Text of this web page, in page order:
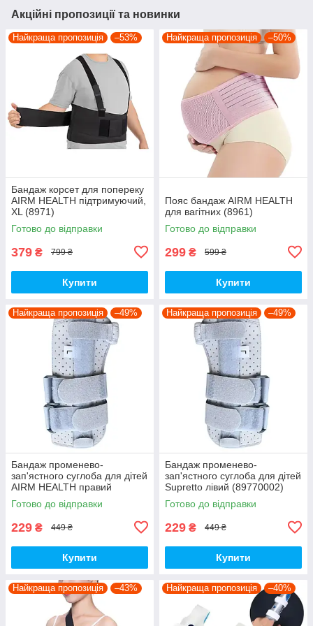
Акційні пропозиції та новинки
Найкраща пропозиція –53%
Бандаж корсет для попереку
AIRM HEALTH підтримуючий,
XL (8971)
Готово до відправки
379 ₴ 799 ₴
Купити
Найкраща пропозиція –50%
Пояс бандаж AIRM HEALTH
для вагітних (8961)
Готово до відправки
299 ₴ 599 ₴
Купити
Найкраща пропозиція –49%
Бандаж променево-
зап'ястного суглоба для дітей
AIRM HEALTH правий
(89770001)
Готово до відправки
229 ₴ 449 ₴
Купити
Найкраща пропозиція –49%
Бандаж променево-
зап'ястного суглоба для дітей
Supretto лівий (89770002)
Готово до відправки
229 ₴ 449 ₴
Купити
Найкраща пропозиція –43% Найкраща пропозиція –40%